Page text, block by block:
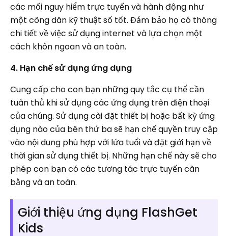
các mối nguy hiểm trực tuyến và hành động như
một công dân kỹ thuật số tốt. Đảm bảo họ có thông
chi tiết về việc sử dụng internet và lựa chọn một
cách khôn ngoan và an toàn.
4. Hạn chế sử dụng ứng dụng
Cung cấp cho con bạn những quy tắc cụ thể cần
tuân thủ khi sử dụng các ứng dụng trên điện thoại
của chúng. Sử dụng cài đặt thiết bị hoặc bất kỳ ứng
dụng nào của bên thứ ba sẽ hạn chế quyền truy cập
vào nội dung phù hợp với lứa tuổi và đặt giới hạn về
thời gian sử dụng thiết bị. Những hạn chế này sẽ cho
phép con bạn có các tương tác trực tuyến cân
bằng và an toàn.
Giới thiệu ứng dụng FlashGet
Kids